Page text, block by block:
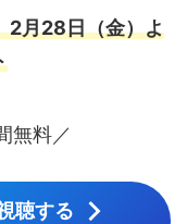
2月28日（金）よ
無料／
聴する